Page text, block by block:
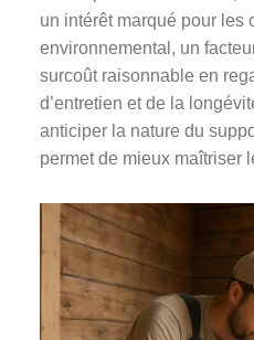
un intérêt marqué pour les
environnemental, un
surcoût raisonnable en
d’entretien et de la
anticiper la nature du
permet de mieux maîtriser